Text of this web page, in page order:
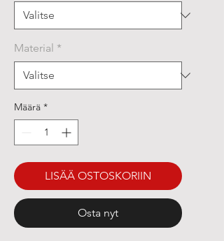
Material *
Määrä *
LISÄÄ OSTOSKORIIN
Osta nyt